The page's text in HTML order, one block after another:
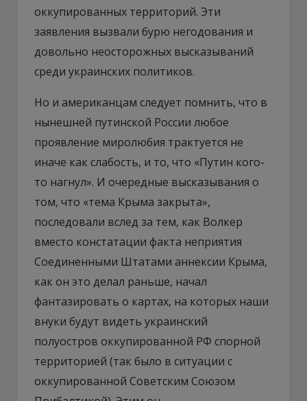
оккупированных территорий. Эти
заявления вызвали бурю негодования и
довольно неосторожных высказываний
среди украинских политиков.
Но и американцам следует помнить, что в
нынешней путинской России любое
проявление миролюбия трактуется не
иначе как слабость, и то, что «Путин кого-
то нагнул». И очередные высказывания о
том, что «тема Крыма закрыта»,
последовали вслед за тем, как Волкер
вместо констатации факта неприятия
Соединенными Штатами аннексии Крыма,
как он это делал раньше, начал
фантазировать о картах, на которых наши
внуки будут видеть украинский
полуостров оккупированной РФ спорной
территорией (так было в ситуации с
оккупированной Советским Союзом